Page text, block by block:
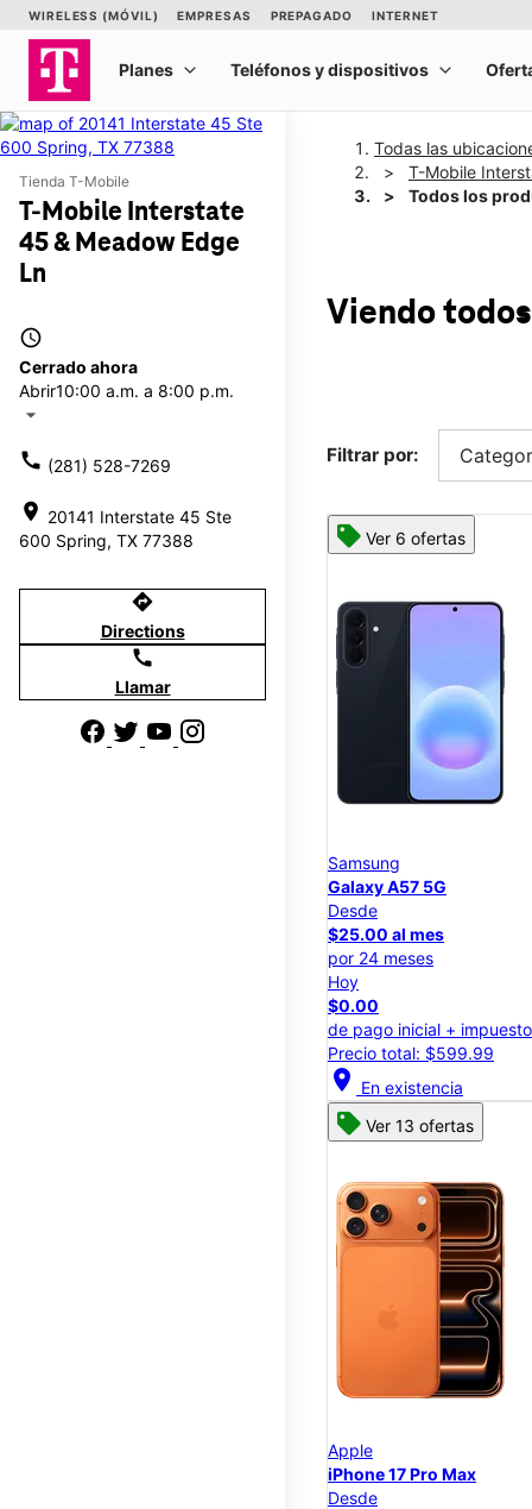
Tienda T-Mobile
T-Mobile Interstate
45 & Meadow Edge
Ln
access_time
Cerrado ahora
Abrir10:00 a.m. a 8:00 p.m.
arrow_drop_down
call (281) 528-7269
location_on 20141 Interstate 45 Ste
600 Spring, TX 77388
directions
Directions
call
Llamar
Todas las
T-Mobile
Todos los
Viendo
Filtrar por:
Ver 6 ofertas
Samsung
Galaxy A57 5G
Desde
$25.00 al mes
por 24 meses
Hoy
$0.00
de pago inicial +
Precio total: $599.99
location_on En existencia
Ver 13 ofertas
Apple
iPhone 17 Pro Max
Desde